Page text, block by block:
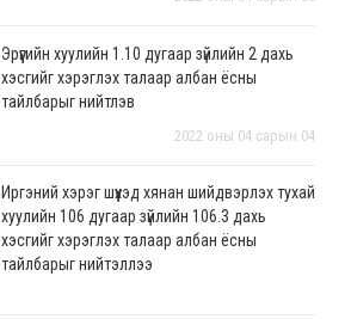
Эрүүгийн хуулийн 1.10 дугаар зүйлийн 2 дахь
хэсгийг хэрэглэх талаар албан ёсны
тайлбарыг нийтлэв
2022 оны 04 сарын 04
Иргэний хэрэг шүүхэд хянан шийдвэрлэх тухай
хуулийн 106 дугаар зүйлийн 106.3 дахь
хэсгийг хэрэглэх талаар албан ёсны
тайлбарыг нийтэллээ